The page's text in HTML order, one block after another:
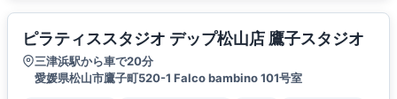
ピラティススタジオ デップ松山店 鷹子スタジオ
三津浜駅から車で20分
愛媛県松山市鷹子町520-1 Falco bambino 101号室